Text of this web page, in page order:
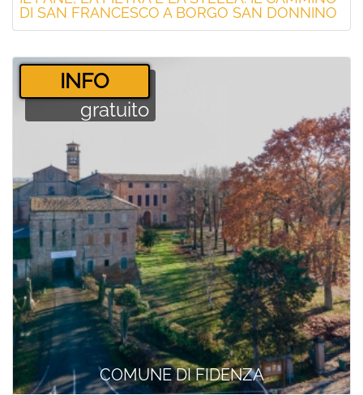
DI SAN FRANCESCO A BORGO SAN DONNINO
COMUNE DI FIDENZA
­INFO
gratuito